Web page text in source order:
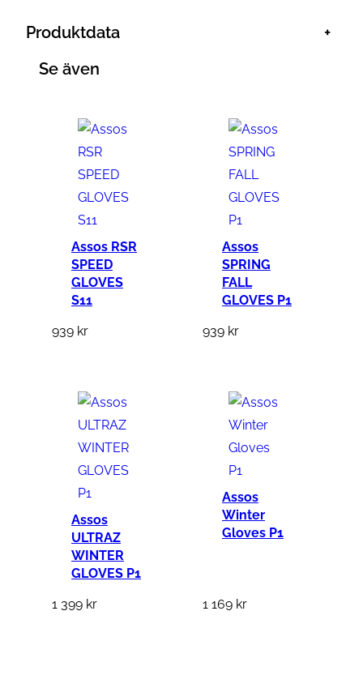
Produktdata
+
Se även
Assos RSR
SPEED
GLOVES
S11
939 kr
Assos
SPRING
FALL
GLOVES P1
939 kr
Assos
ULTRAZ
WINTER
GLOVES P1
1 399 kr
Assos
Winter
Gloves P1
1 169 kr